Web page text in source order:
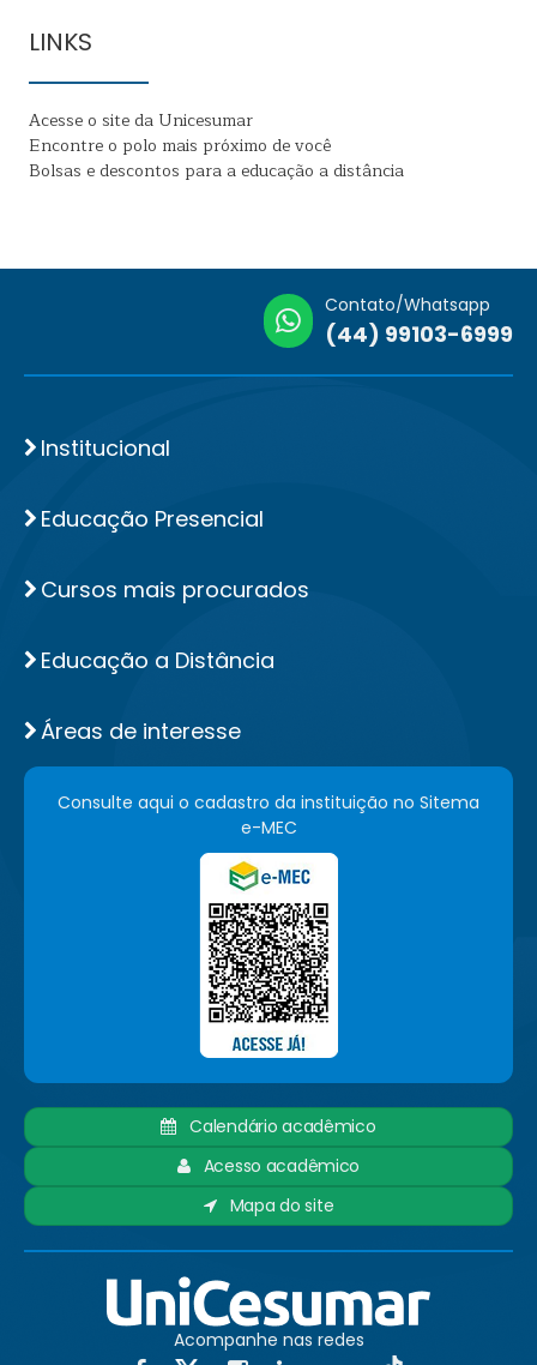
LINKS
Acesse o site da Unicesumar
Encontre o polo mais próximo de você
Bolsas e descontos para a educação a distância
Contato/Whatsapp
(44) 99103-6999
Institucional
Educação Presencial
Cursos mais procurados
Educação a Distância
Áreas de interesse
Consulte aqui o cadastro da instituição no Sitema
e-MEC
Calendário acadêmico
Acesso acadêmico
Mapa do site
Acompanhe nas redes